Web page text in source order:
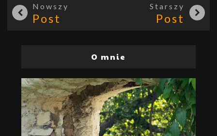
Nowszy
Post
Starszy
Post
O mnie